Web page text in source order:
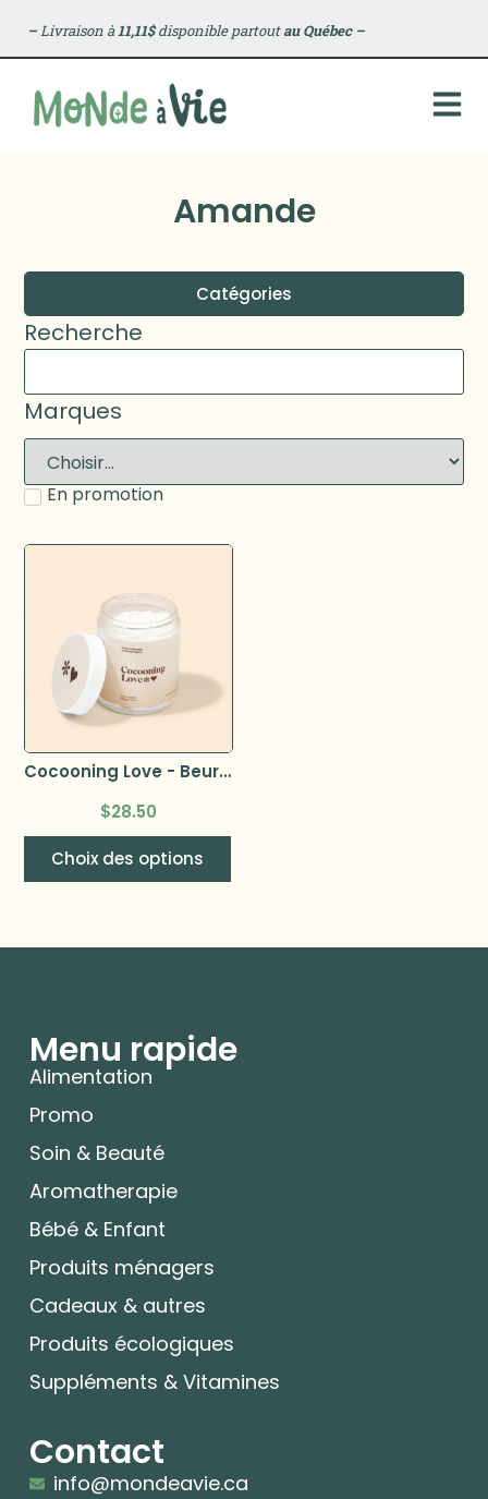
–Livraison à11,11$disponible partoutau Québec –
Amande
Catégories
Recherche
Marques
En promotion
Cocooning Love - Beurre fouette corporel 240ml
$28.50
Choix des options
Menu rapide
Alimentation
Promo
Soin & Beauté
Aromatherapie
Bébé & Enfant
Produits ménagers
Cadeaux & autres
Produits écologiques
Suppléments & Vitamines
Contact
info@mondeavie.ca